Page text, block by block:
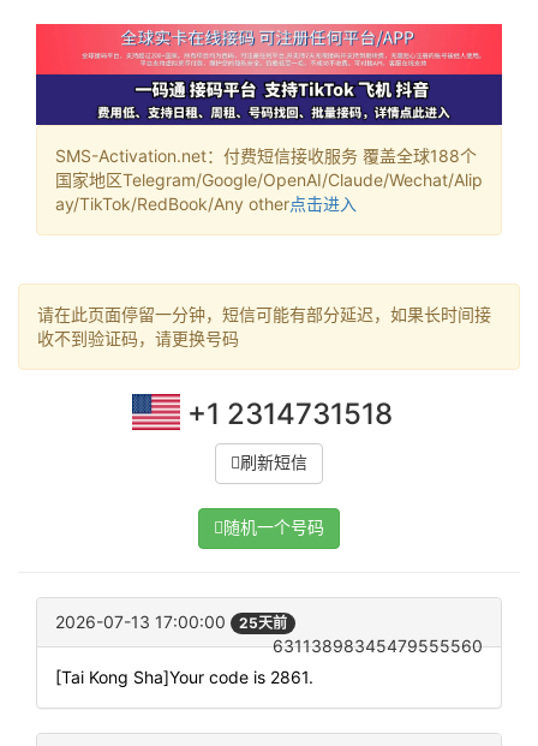
SMS-Activation.net：付费短信接收服务 覆盖全球188个
国家地区Telegram/Google/OpenAI/Claude/Wechat/Alip
ay/TikTok/RedBook/Any other点击进入
请在此页面停留一分钟，短信可能有部分延迟，如果长时间接
收不到验证码，请更换号码
+1 2314731518
刷新短信
随机一个号码
2026-07-13 17:00:00 25天前
63113898345479555560
[Tai Kong Sha]Your code is 2861.